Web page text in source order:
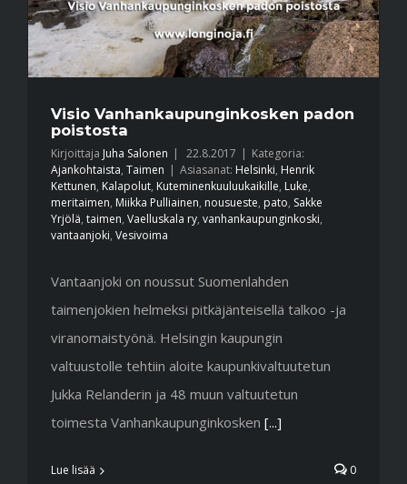
Visio Vanhankaupunginkosken padon
poistosta
Kirjoittaja Juha Salonen | 22.8.2017 | Kategoria:
Ajankohtaista, Taimen | Asiasanat: Helsinki, Henrik
Kettunen, Kalapolut, Kuteminenkuuluukaikille, Luke,
meritaimen, Miikka Pulliainen, nousueste, pato, Sakke
Yrjölä, taimen, Vaelluskala ry, vanhankaupunginkoski,
vantaanjoki, Vesivoima
Vantaanjoki on noussut Suomenlahden
taimenjokien helmeksi pitkäjänteisellä talkoo -ja
viranomaistyönä. Helsingin kaupungin
valtuustolle tehtiin aloite kaupunkivaltuutetun
Jukka Relanderin ja 48 muun valtuutetun
toimesta Vanhankaupunginkosken [...]
Lue lisää 0